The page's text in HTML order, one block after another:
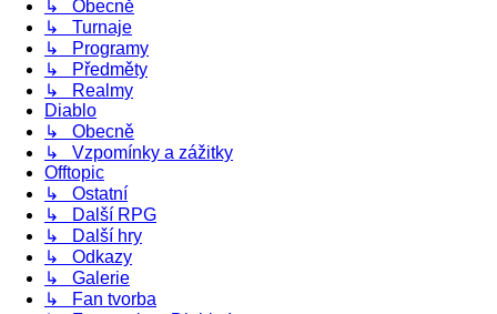
↳ Obecně
↳ Turnaje
↳ Programy
↳ Předměty
↳ Realmy
Diablo
↳ Obecně
↳ Vzpomínky a zážitky
Offtopic
↳ Ostatní
↳ Další RPG
↳ Další hry
↳ Odkazy
↳ Galerie
↳ Fan tvorba